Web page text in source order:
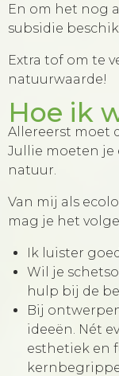
En om het nog
subsidie
Extra tof om te
natuurwaarde!
Hoe ik
Allereerst moet
Jullie moeten je
natuur.
Van mij als
mag je het
Ik luister
Wil je
hulp bij de
Bij
ideeën. Nét
esthetiek en